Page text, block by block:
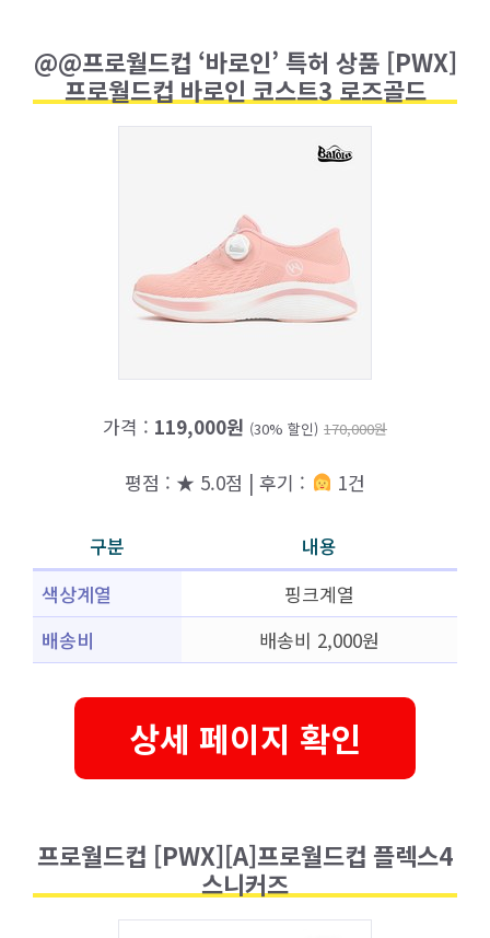
@@프로월드컵 ‘바로인’ 특허 상품 [PWX]
프로월드컵 바로인 코스트3 로즈골드
가격 : 119,000원 (30% 할인) 170,000원
평점 : ★ 5.0점 | 후기 : 1건
구분
내용
색상계열
핑크계열
배송비
배송비 2,000원
상세 페이지 확인
프로월드컵 [PWX][A]프로월드컵 플렉스4
스니커즈